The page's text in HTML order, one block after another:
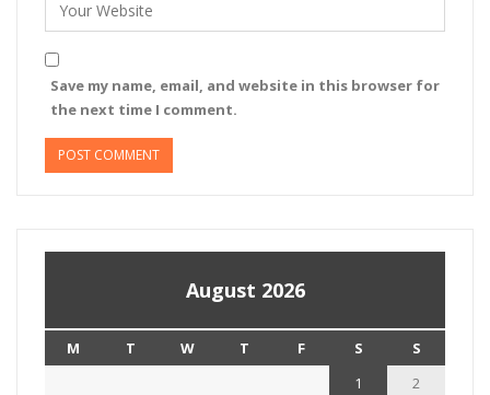
Save my name, email, and website in this browser for
the next time I comment.
August 2026
M T W T F S
S
1
2